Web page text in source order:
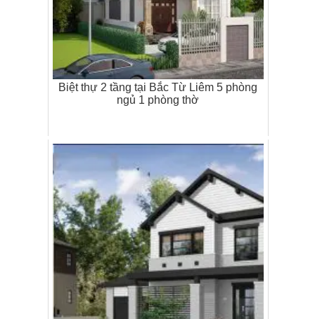
Biệt thự 2 tầng tại Bắc Từ Liêm 5 phòng
ngủ 1 phòng thờ